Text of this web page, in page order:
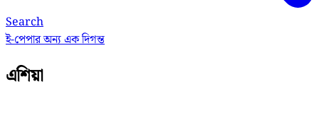
Search
ই-পেপারঅন্য এক দিগন্ত
এশিয়া